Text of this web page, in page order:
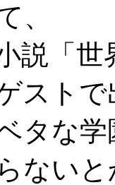
、
説「
スト
タな
ないと